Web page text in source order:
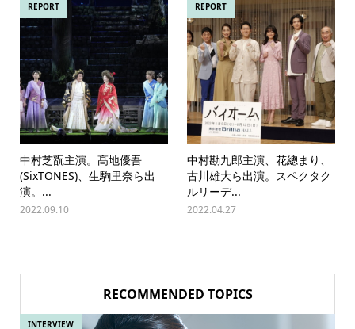
REPORT
中村芝翫主演。髙地優吾
(SixTONES)、生駒里奈ら出
演。...
2022.09.10
REPORT
中村勘九郎主演、花總まり、
古川雄大ら出演。スペクタク
ルリーデ...
2022.04.27
RECOMMENDED TOPICS
INTERVIEW